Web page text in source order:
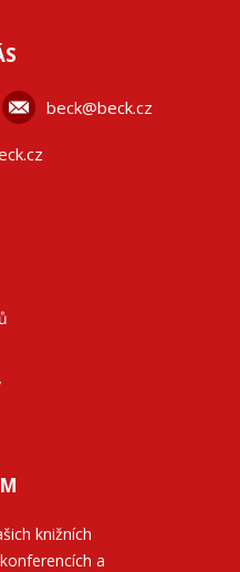
beck@beck.cz
knižních
a